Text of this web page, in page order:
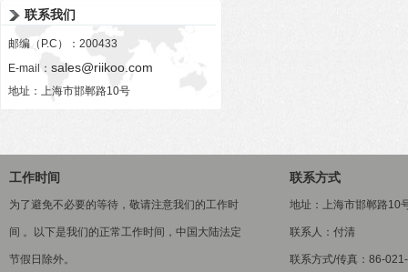
联系我们
邮编（P.C）：200433
E-mail： sales@riikoo.com
地址：上海市邯郸路10号
工作时间
为了避免不必要的等待，敬请注意我们的工作时
间 。以下是我们的正常工作时间，中国大陆法定
节假日除外。
联系方式
地址：上海市邯郸路10
联系人：付清
联系方式/传真：86-